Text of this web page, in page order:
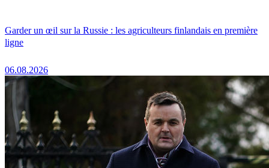
Garder un œil sur la Russie : les agriculteurs finlandais en première
ligne
06.08.2026